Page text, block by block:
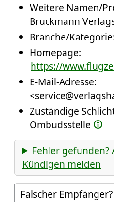
Weitere Namen/
Bruckmann
Branche/Kategorie:
Homepage:
https://
E-Mail-Adresse:
Zuständige
Ombudsstelle
Fehler gefunden?
Kündigen melden
Empfänger suchen